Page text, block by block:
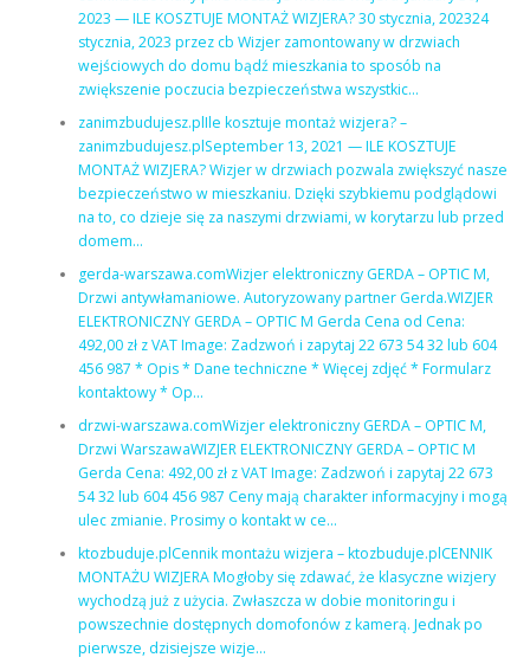
2023 — ILE KOSZTUJE MONTAŻ WIZJERA? 30 stycznia, 202324
stycznia, 2023 przez cb Wizjer zamontowany w drzwiach
wejściowych do domu bądź mieszkania to sposób na
zwiększenie poczucia bezpieczeństwa wszystkic…
zanimzbudujesz.plIle kosztuje montaż wizjera? –
zanimzbudujesz.plSeptember 13, 2021 — ILE KOSZTUJE
MONTAŻ WIZJERA? Wizjer w drzwiach pozwala zwiększyć nasze
bezpieczeństwo w mieszkaniu. Dzięki szybkiemu podglądowi
na to, co dzieje się za naszymi drzwiami, w korytarzu lub przed
domem…
gerda-warszawa.comWizjer elektroniczny GERDA – OPTIC M,
Drzwi antywłamaniowe. Autoryzowany partner Gerda.WIZJER
ELEKTRONICZNY GERDA – OPTIC M Gerda Cena od Cena:
492,00 zł z VAT Image: Zadzwoń i zapytaj 22 673 54 32 lub 604
456 987 * Opis * Dane techniczne * Więcej zdjęć * Formularz
kontaktowy * Op…
drzwi-warszawa.comWizjer elektroniczny GERDA – OPTIC M,
Drzwi WarszawaWIZJER ELEKTRONICZNY GERDA – OPTIC M
Gerda Cena: 492,00 zł z VAT Image: Zadzwoń i zapytaj 22 673
54 32 lub 604 456 987 Ceny mają charakter informacyjny i mogą
ulec zmianie. Prosimy o kontakt w ce…
ktozbuduje.plCennik montażu wizjera – ktozbuduje.plCENNIK
MONTAŻU WIZJERA Mogłoby się zdawać, że klasyczne wizjery
wychodzą już z użycia. Zwłaszcza w dobie monitoringu i
powszechnie dostępnych domofonów z kamerą. Jednak po
pierwsze, dzisiejsze wizje…